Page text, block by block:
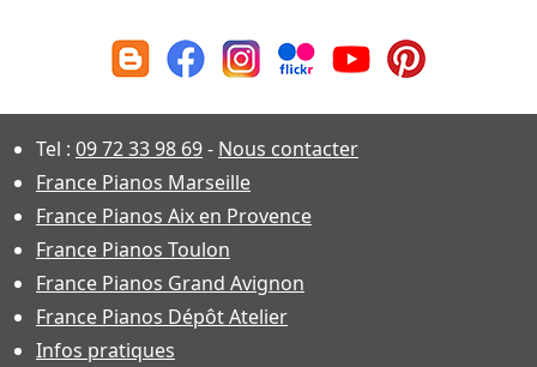
Tel : 09 72 33 98 69- Nous contacter
France Pianos Marseille
France Pianos Aix en Provence
France Pianos Toulon
France Pianos Grand Avignon
France Pianos Dépôt Atelier
Infos pratiques